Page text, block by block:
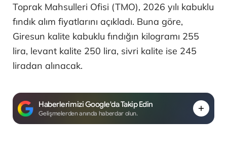
Toprak Mahsulleri Ofisi (TMO), 2026 yılı kabuklu
fındık alım fiyatlarını açıkladı. Buna göre,
Giresun kalite kabuklu fındığın kilogramı 255
lira, levant kalite 250 lira, sivri kalite ise 245
liradan alınacak.
Haberlerimizi Google'da Takip Edin
Gelişmelerden anında haberdar olun.